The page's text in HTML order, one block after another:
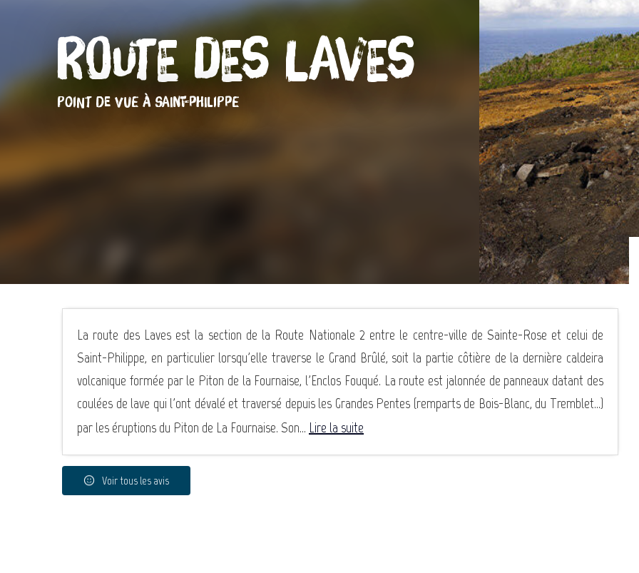
Route des Laves
POINT DE VUE À SAINT-PHILIPPE
La route des Laves est la section de la Route Nationale 2 entre le centre-ville de Sainte-Rose et celui de
Saint-Philippe, en particulier lorsqu'elle traverse le Grand Brûlé, soit la partie côtière de la dernière caldeira
volcanique formée par le Piton de la Fournaise, l'Enclos Fouqué. La route est jalonnée de panneaux datant des
coulées de lave qui l'ont dévalé et traversé depuis les Grandes Pentes (remparts de Bois-Blanc, du Tremblet...)
par les éruptions du Piton de La Fournaise. Son... Lire la suite
Voir tous les avis